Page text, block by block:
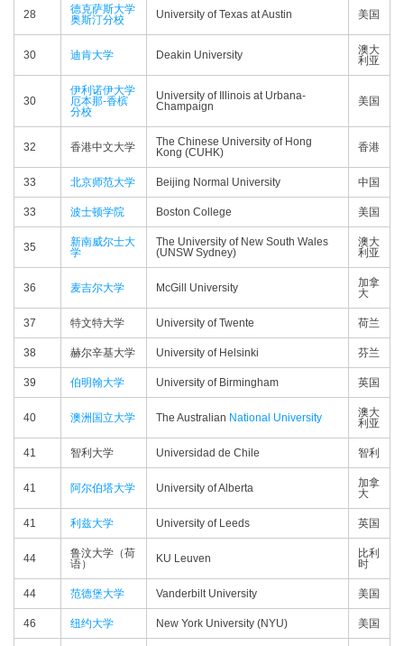
28
德克萨斯大学
奥斯汀分校
University of Texas at Austin 美国
30 迪肯大学 Deakin University
澳大
利亚
30
伊利诺伊大学
厄本那-香槟
分校
University of Illinois at Urbana-
Champaign
美国
32 香港中文大学
The Chinese University of Hong
Kong (CUHK)
香港
33 北京师范大学 Beijing Normal University 中国
33 波士顿学院 Boston College 美国
35
新南威尔士大
学
The University of New South Wales
(UNSW Sydney)
澳大
利亚
36 麦吉尔大学 McGill University
加拿
大
37 特文特大学 University of Twente 荷兰
38 赫尔辛基大学 University of Helsinki 芬兰
39 伯明翰大学 University of Birmingham 英国
40 澳洲国立大学 The Australian National University
澳大
利亚
41 智利大学 Universidad de Chile 智利
41 阿尔伯塔大学 University of Alberta
加拿
大
41 利兹大学 University of Leeds 英国
44
鲁汶大学（荷
语）
KU Leuven
比利
时
44 范德堡大学 Vanderbilt University 美国
46 纽约大学 New York University (NYU) 美国